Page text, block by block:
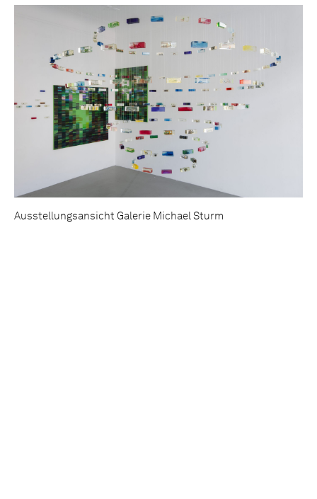
Ausstellungsansicht Galerie Michael Sturm